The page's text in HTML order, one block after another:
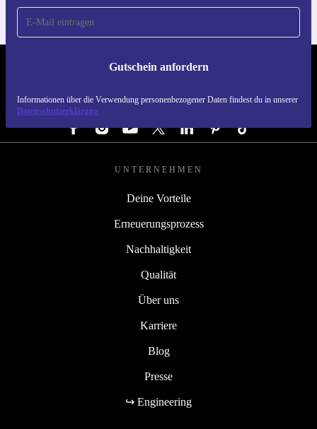
Gutschein anfordern
Informationen über die Verwendung personenbezogener Daten findest du in unserer
Datenschutzerklärung
REFURBED ÖSTERREICH - RETHINK NEW.
FOLGE UNS
UNTERNEHMEN
Deine Vorteile
Erneuerungsprozess
Nachhaltigkeit
Qualität
Über uns
Karriere
Blog
Presse
↪ Engineering